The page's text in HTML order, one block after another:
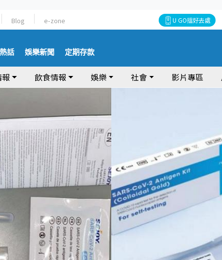
Blog e-zone U GO搵好去處
話 娛樂新聞 定期存款
飲食情報 娛樂 社會 影片專區